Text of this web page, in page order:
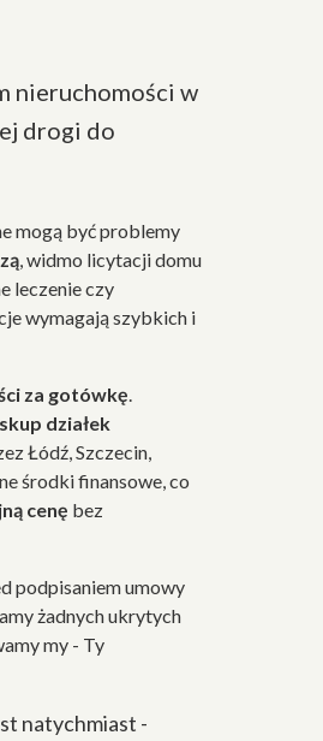
nieruchomości w
drogi do
mogą być problemy
, widmo licytacji domu
leczenie czy
wymagają szybkich i
za gotówkę.
skup działek
Łódź, Szczecin,
środki finansowe, co
cenę bez
podpisaniem umowy
żadnych ukrytych
my - Ty
natychmiast -